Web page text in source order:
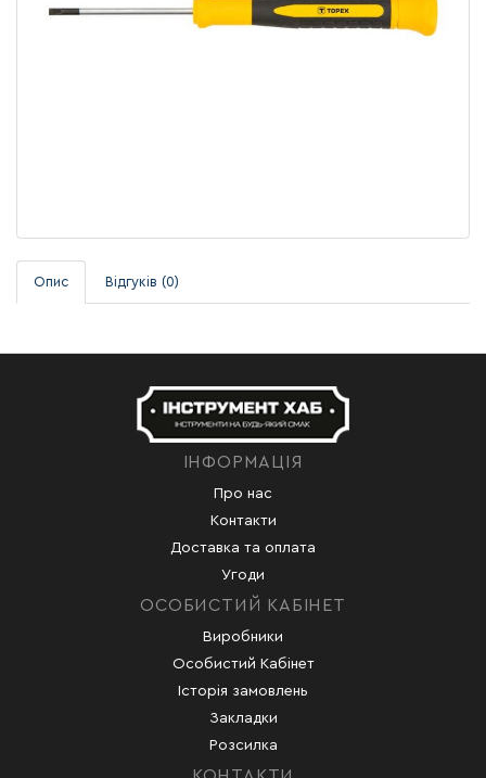
Опис Відгуків (0)
ІНФОРМАЦІЯ
Про нас
Контакти
Доставка та оплата
Угоди
ОСОБИСТИЙ КАБІНЕТ
Виробники
Особистий Кабінет
Історія замовлень
Закладки
Розсилка